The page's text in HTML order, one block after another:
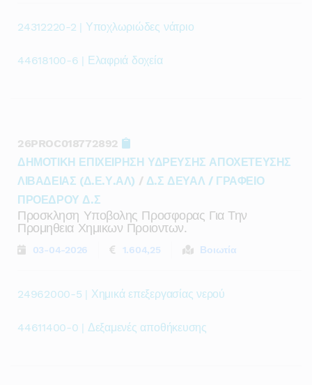
24312220-2 | Υποχλωριώδες νάτριο
44618100-6 | Ελαφριά δοχεία
26PROC018772892
ΔΗΜΟΤΙΚΗ ΕΠΙΧΕΙΡΗΣΗ ΥΔΡΕΥΣΗΣ ΑΠΟΧΕΤΕΥΣΗΣ
ΛΙΒΑΔΕΙΑΣ (Δ.Ε.Υ.ΑΛ) / Δ.Σ ΔΕΥΑΛ / ΓΡΑΦΕΙΟ
ΠΡΟΕΔΡΟΥ Δ.Σ
Προσκληση Υποβολης Προσφορας Για Την
Προμηθεια Χημικων Προιοντων.
03-04-2026 1.604,25 Βοιωτία
24962000-5 | Χημικά επεξεργασίας νερού
44611400-0 | Δεξαμενές αποθήκευσης